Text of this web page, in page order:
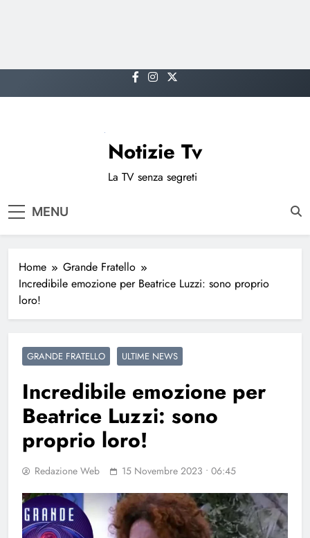
to
Notizie Tv
La TV senza segreti
MENU
Home
Grande Fratello
Incredibile emozione per Beatrice Luzzi: sono proprio
loro!
GRANDE FRATELLO ULTIME NEWS
Incredibile emozione per
Beatrice Luzzi: sono
proprio loro!
Redazione Web 15 Novembre 2023 • 06:45